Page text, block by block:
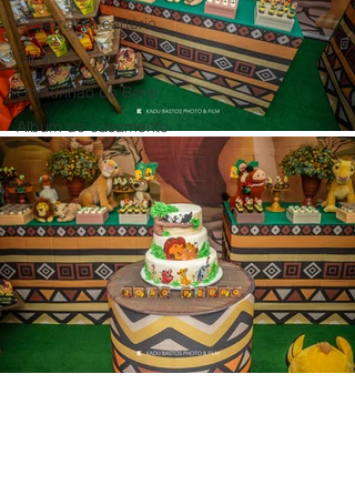
Casamento cartório
Dicas
Comunhão de Bens
Album de casamento